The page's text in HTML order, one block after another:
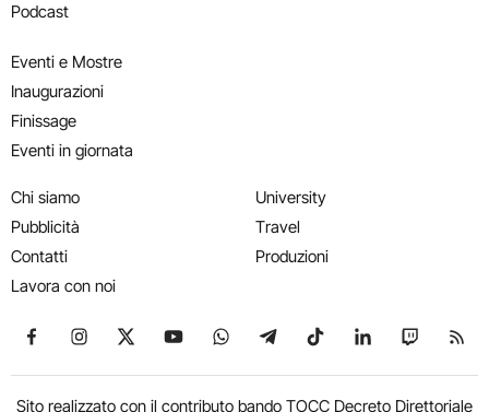
Podcast
Eventi e Mostre
Inaugurazioni
Finissage
Eventi in giornata
Chi siamo
Pubblicità
Contatti
Lavora con noi
University
Travel
Produzioni
Seguici su Facebook
Seguici su Instagram
Seguici su X
Seguici su YouTube
Seguici su WhatsApp
Seguici su Telegram
Seguici su TikTok
Seguici su
Seguici
Sito realizzato con il contributo bando TOCC Decreto Direttoriale